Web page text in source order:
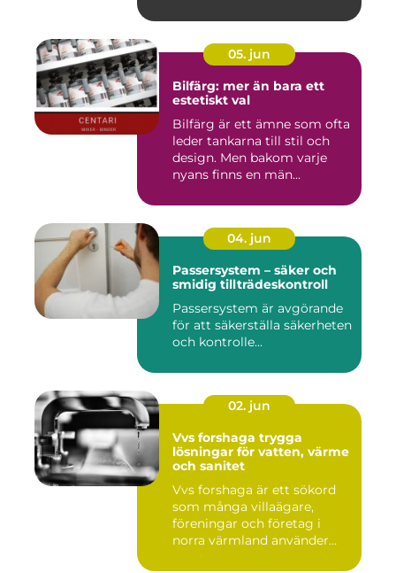
05. jun
Bilfärg: mer än bara ett
estetiskt val
Bilfärg är ett ämne som ofta
leder tankarna till stil och
design. Men bakom varje
nyans finns en män...
04. jun
Passersystem – säker och
smidig tillträdeskontroll
Passersystem är avgörande
för att säkerställa säkerheten
och kontrolle...
02. jun
Vvs forshaga trygga
lösningar för vatten, värme
och sanitet
Vvs forshaga är ett sökord
som många villaägare,
föreningar och företag i
norra värmland använder